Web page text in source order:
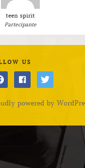
teen spirit
Partecipante
US
facebooktwitter
powered by